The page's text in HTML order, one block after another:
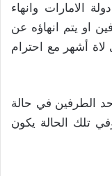
الامارات وانهاء
او يتم انهاؤه عن
أشهر مع احترام
الطرفين في حالة
تلك الحالة يكون